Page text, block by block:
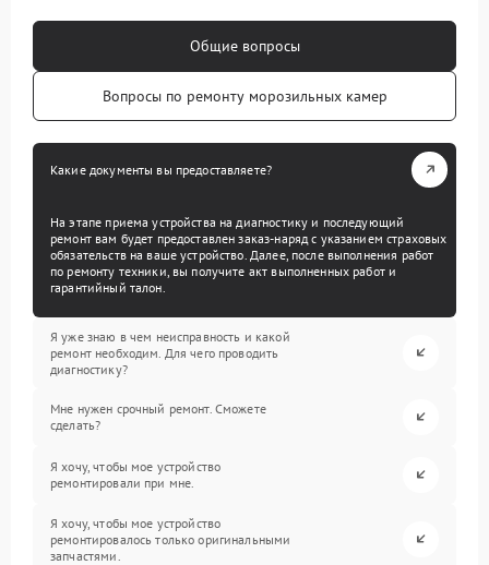
Общие вопросы
Вопросы по ремонту морозильных камер
Какие документы вы предоставляете?
На этапе приема устройства на диагностику и последующий
ремонт вам будет предоставлен заказ-наряд с указанием страховых
обязательств на ваше устройство. Далее, после выполнения работ
по ремонту техники, вы получите акт выполненных работ и
гарантийный талон.
Я уже знаю в чем неисправность и какой
ремонт необходим. Для чего проводить
диагностику?
Мне нужен срочный ремонт. Сможете
сделать?
Я хочу, чтобы мое устройство
ремонтировали при мне.
Я хочу, чтобы мое устройство
ремонтировалось только оригинальными
запчастями.